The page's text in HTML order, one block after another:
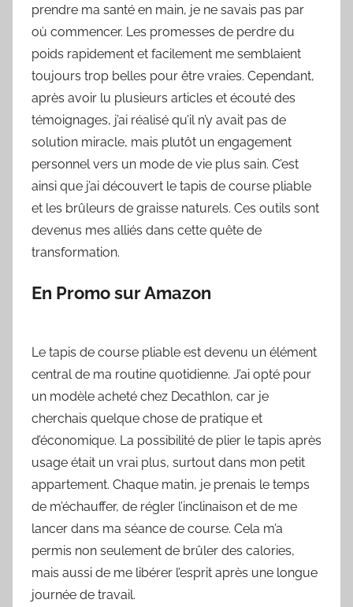
prendre ma santé en main, je ne savais pas par
où commencer. Les promesses de perdre du
poids rapidement et facilement me semblaient
toujours trop belles pour être vraies. Cependant,
après avoir lu plusieurs articles et écouté des
témoignages, j’ai réalisé qu’il n’y avait pas de
solution miracle, mais plutôt un engagement
personnel vers un mode de vie plus sain. C’est
ainsi que j’ai découvert le tapis de course pliable
et les brûleurs de graisse naturels. Ces outils sont
devenus mes alliés dans cette quête de
transformation.
En Promo sur Amazon
Le tapis de course pliable est devenu un élément
central de ma routine quotidienne. J’ai opté pour
un modèle acheté chez Decathlon, car je
cherchais quelque chose de pratique et
d’économique. La possibilité de plier le tapis après
usage était un vrai plus, surtout dans mon petit
appartement. Chaque matin, je prenais le temps
de m’échauffer, de régler l’inclinaison et de me
lancer dans ma séance de course. Cela m’a
permis non seulement de brûler des calories,
mais aussi de me libérer l’esprit après une longue
journée de travail.